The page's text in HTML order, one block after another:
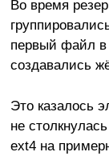
Во время
первый файл в
создавались
Это казалось
не
ext4 на